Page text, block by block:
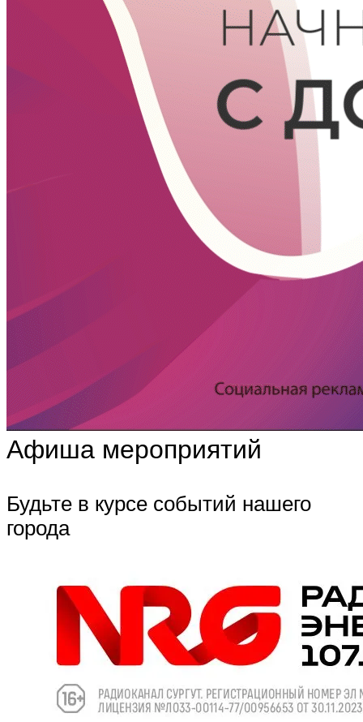
Афиша мероприятий
Будьте в курсе событий нашего
города